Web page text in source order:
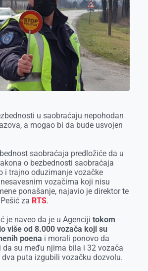
I
n
p
p
u saobraćaju nepohodan
a mogao bi da bude usvojen
saobraćaja predložiće da u
o bezbednosti saobraćaja
i trajno oduzimanje vozačke
vozačima koji nisu
ponašanje, najavio je direktor te
za RTS.
je naveo da je u Agenciji tokom
više od 8.000 vozača koji su
poena i morali ponovo da
da su među njima bila i 32 vozača
dva puta izgubili vozačku dozvolu.